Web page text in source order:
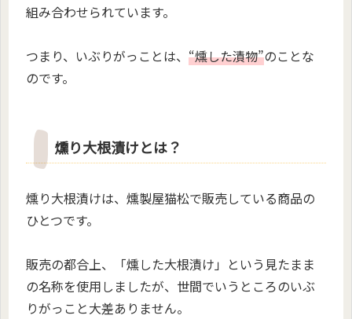
組み合わせられています。
つまり、いぶりがっことは、 “燻した漬物”のことな
のです。
燻り大根漬けとは？
燻り大根漬けは、燻製屋猫松で販売している商品の
ひとつです。
販売の都合上、「燻した大根漬け」という見たまま
の名称を使用しましたが、世間でいうところのいぶ
りがっこと大差ありません。